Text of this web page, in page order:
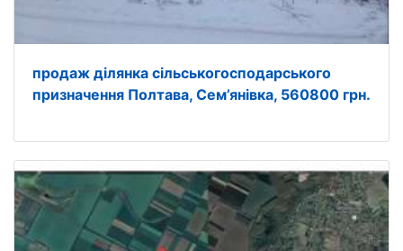
продаж ділянка сільськогосподарського
призначення Полтава, Сем’янівка, 560800 грн.